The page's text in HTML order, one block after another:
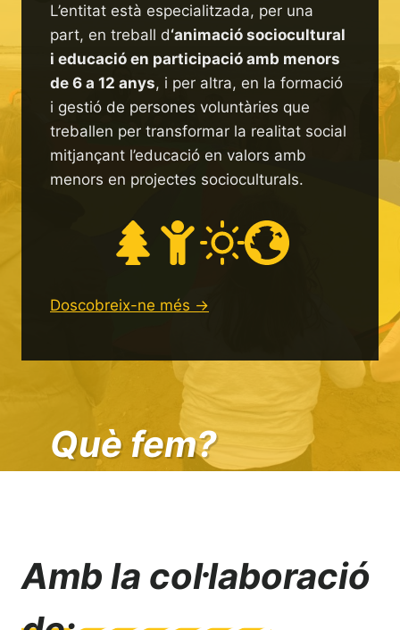
L’entitat està especialitzada, per una
part, en treball d‘animació sociocultural
i educació en participació amb menors
de 6 a 12 anys, i per altra, en la formació
i gestió de persones voluntàries que
treballen per transformar la realitat social
mitjançant l’educació en valors amb
menors en projectes socioculturals.
Doscobreix-ne més ->
Què fem?
Amb la col·laboració